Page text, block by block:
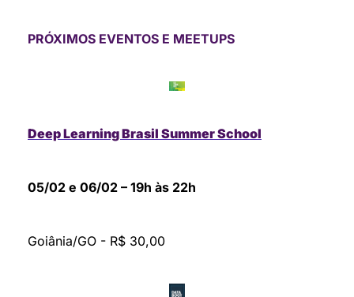
PRÓXIMOS EVENTOS E MEETUPS
Deep Learning Brasil Summer School
05/02 e 06/02 – 19h às 22h
Goiânia/GO - R$ 30,00